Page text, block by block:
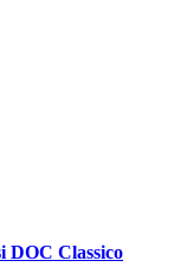
DOC Classico